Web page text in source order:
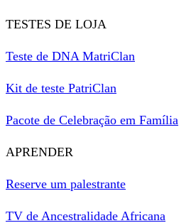
TESTES DE LOJA
Teste de DNA MatriClan
Kit de teste PatriClan
Pacote de Celebração em Família
APRENDER
Reserve um palestrante
TV de Ancestralidade Africana